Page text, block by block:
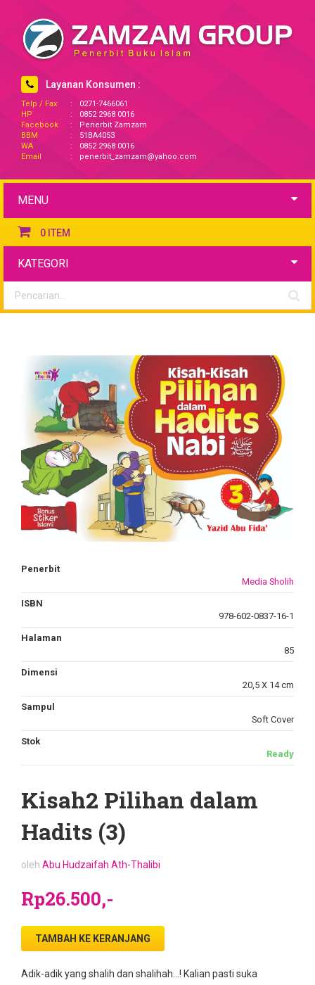
Layanan Konsumen :
Telp / Fax :
0271-7466061
HP
:
0852 2968 0016
Facebook
:
Penerbit Zamzam
BBM
:
51BA4053
WA
:
0852 2968 0016
Email
: penerbit_zamzam@yahoo.com
MENU
0 ITEM
KATEGORI
Penerbit
Media Sholih
ISBN
978-602-0837-16-1
Halaman
85
Dimensi
20,5 X 14 cm
Sampul
Soft Cover
Stok
Ready
Kisah2 Pilihan dalam
Hadits (3)
oleh Abu Hudzaifah Ath-Thalibi
Rp26.500,-
TAMBAH KE KERANJANG
Adik-adik yang shalih dan shalihah…! Kalian pasti suka